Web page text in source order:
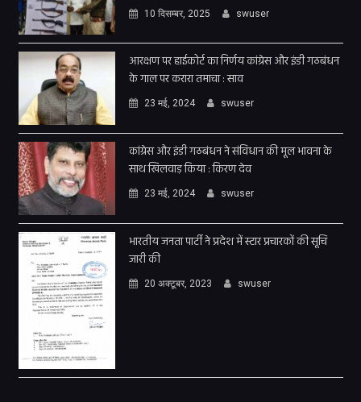
10 दिसम्बर, 2025 swuser
आरक्षण पर हाईकोर्ट का निर्णय कांग्रेस और इंडी गठबंधन
के गाल पर करारा तमाचा : साव
23 मई, 2024 swuser
कांग्रेस और इंडी गठबंधन ने संविधान की मूल भावना के
साथ खिलवाड़ किया : किरण देव
23 मई, 2024 swuser
भारतीय जनता पार्टी ने प्रदेश में स्टार प्रचारकों की सूचि
जारी की
20 अक्टूबर, 2023 swuser